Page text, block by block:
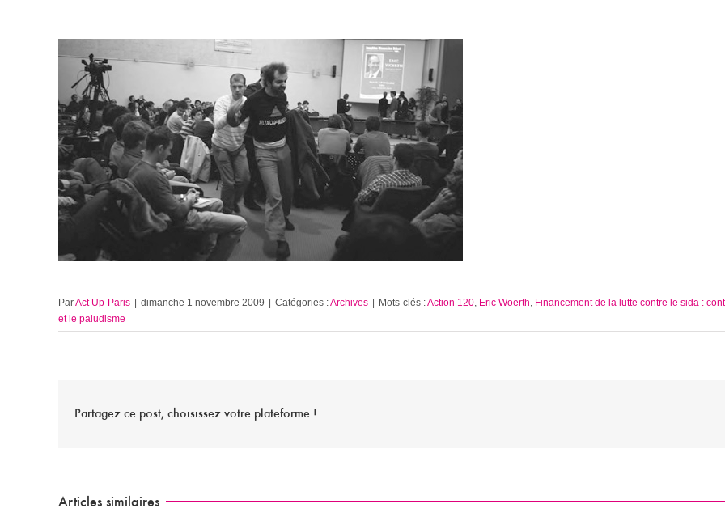
ParAct Up-Paris | dimanche 1 novembre 2009 | Catégories :Archives | Mots-clés :Action 120 Eric Woerth Financement de la lutte contre le sida :
et le paludisme
Partagez ce post, choisissez votre plateforme !
Articles similaires